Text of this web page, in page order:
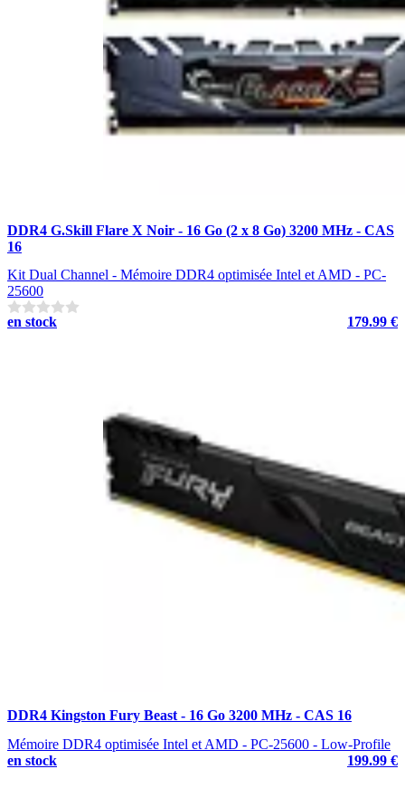
DDR4 G.Skill Flare X Noir - 16 Go (2 x 8 Go) 3200 MHz - CAS
16
Kit Dual Channel - Mémoire DDR4 optimisée Intel et AMD - PC-
25600
en stock
179.99 €
DDR4 Kingston Fury Beast - 16 Go 3200 MHz - CAS 16
Mémoire DDR4 optimisée Intel et AMD - PC-25600 - Low-Profile
en stock
199.99 €